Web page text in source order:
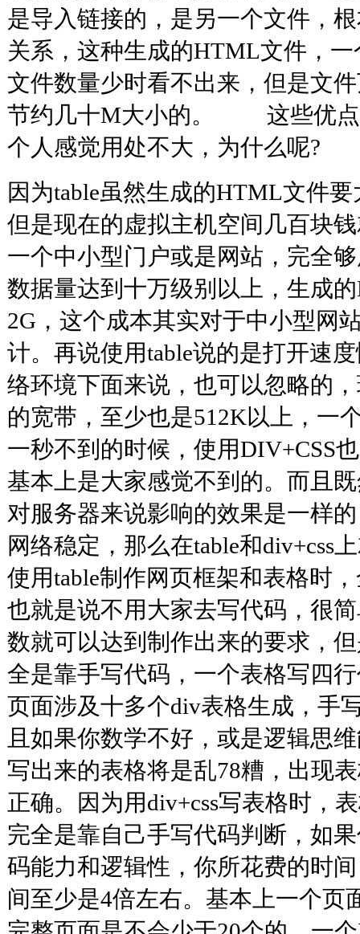
是导入链接的，是另一个文件，
关系，这种生成的HTML文件，
文件数量少时看不出来，但是文
节约几十M大小的。 这些优点
个人感觉用处不大，为什么
因为table虽然生成的HTML文件
但是现在的虚拟主机空间几百块
一个中小型门户或是网站，完全
数据量达到十万级别以上，生成
2G，这个成本其实对于中小型网
计。再说使用table说的是打开速
络环境下面来说，也可以忽略的
的宽带，至少也是512K以上，一
一秒不到的时候，使用DIV+CSS
基本上是大家感觉不到的。而且
对服务器来说影响的效果是一样
网络稳定，那么在table和
使用table制作网页框架和表格时
也就是说不用大家去写代码，很
数就可以达到制作出来的要求，
全是靠手写代码，一个表格写四
页面涉及十多个div表格生成，手
且如果你数学不好，或是逻辑思
写出来的表格将是乱78糟，出现
正确。因为用div+css写表格时，
完全是靠自己手写代码判断，如
码能力和逻辑性，你所花费的时
间至少是4倍左右。基本上一个页